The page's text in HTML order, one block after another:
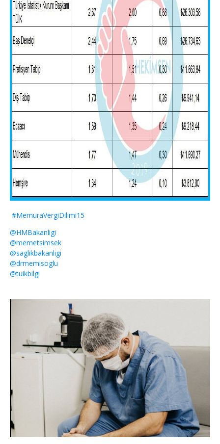
#MemuraVergiDilimi15
@HMBakanligi
@memetsimsek
@saglikbakanligi
@drmemisoglu
@tuikbilgi